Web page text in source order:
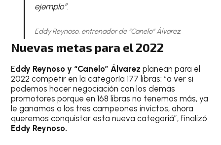
ejemplo”.
Eddy Reynoso, entrenador de “Canelo” Álvarez.
Nuevas metas para el 2022
Eddy Reynoso y “Canelo” Álvarez planean para el
2022 competir en la categoría 177 libras: “a ver si
podemos hacer negociación con los demás
promotores porque en 168 libras no tenemos más, ya
le ganamos a los tres campeones invictos, ahora
queremos conquistar esta nueva categoriá”, finalizó
Eddy Reynoso.